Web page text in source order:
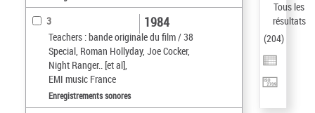
3
Teachers : bande originale du film / 38
Special, Roman Hollyday, Joe Cocker,
Night Ranger.. [et al],
EMI music France
1984
Enregistrements sonores
Tous les
résultats
(204)